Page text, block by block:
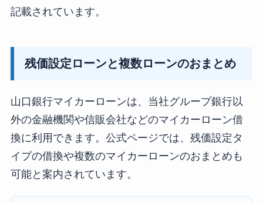
記載されています。
残価設定ローンと複数ローンのおまとめ
山口銀行マイカーローンは、当社グループ銀行以
外の金融機関や信販会社などのマイカーローン借
換に利用できます。公式ページでは、残価設定タ
イプの借換や複数のマイカーローンのおまとめも
可能と案内されています。